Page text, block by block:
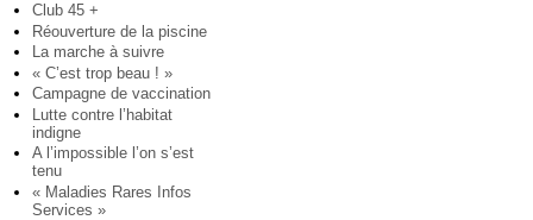
Club 45 +
Réouverture de la piscine
La marche à suivre
« C’est trop beau ! »
Campagne de vaccination
Lutte contre l’habitat
indigne
A l’impossible l’on s’est
tenu
« Maladies Rares Infos
Services »